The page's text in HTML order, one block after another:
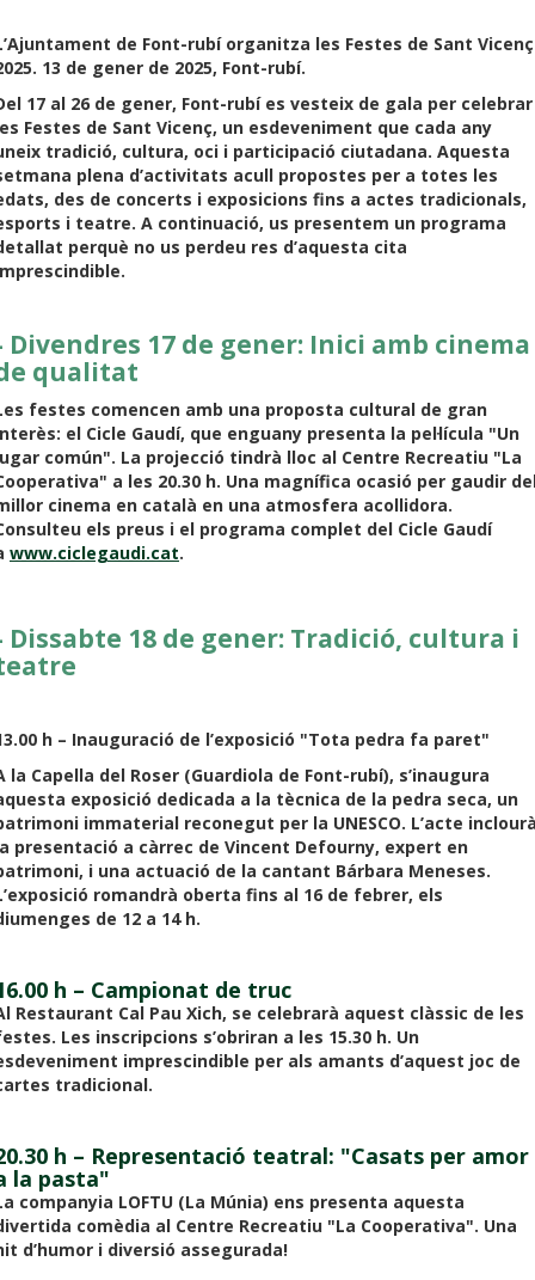
de Font-rubí organitza les Festes de Sant Vicenç
13 de gener de 2025, Font-rubí.
17 al 26 de gener, Font-rubí es vesteix de gala per celebrar
Festes de Sant Vicenç, un esdeveniment que cada any
tradició, cultura, oci i participació ciutadana. Aquesta
plena d’activitats acull propostes per a totes les
des de concerts i exposicions fins a actes tradicionals,
i teatre. A continuació, us presentem un programa
perquè no us perdeu res d’aquesta cita
Divendres 17 de gener: Inici amb cinema
qualitat
festes comencen amb una proposta cultural de gran
el Cicle Gaudí, que enguany presenta la pel·lícula "Un
común". La projecció tindrà lloc al Centre Recreatiu "La
a les 20.30 h. Una magnífica ocasió per gaudir
cinema en català en una atmosfera acollidora.
els preus i el programa complet del Cicle Gaudí
www.ciclegaudi.cat.
Dissabte 18 de gener: Tradició, cultura i
h – Inauguració de l’exposició "Tota pedra fa paret"
la Capella del Roser (Guardiola de Font-rubí), s’inaugura
exposició dedicada a la tècnica de la pedra seca, un
immaterial reconegut per la UNESCO. L’acte
presentació a càrrec de Vincent Defourny, expert en
i una actuació de la cantant Bárbara Meneses.
romandrà oberta fins al 16 de febrer, els
de 12 a 14 h.
h – Campionat de truc
Restaurant Cal Pau Xich, se celebrarà aquest clàssic de les
Les inscripcions s’obriran a les 15.30 h. Un
imprescindible per als amants d’aquest joc de
tradicional.
h – Representació teatral: "Casats per amor
la pasta"
companyia LOFTU (La Múnia) ens presenta aquesta
comèdia al Centre Recreatiu "La Cooperativa". Una
d’humor i diversió assegurada!